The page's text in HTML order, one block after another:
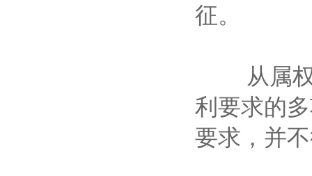
征。
从属权
利要求的
要求，并